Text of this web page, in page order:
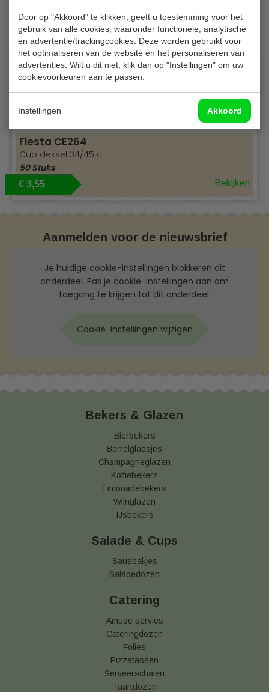
Door op "Akkoord" te klikken, geeft u toestemming voor het
gebruik van alle cookies, waaronder functionele, analytische
en advertentie/trackingcookies. Deze worden gebruikt voor
het optimaliseren van de website en het personaliseren van
advertenties. Wilt u dit niet, klik dan op "Instellingen" om uw
cookievoorkeuren aan te passen.
Instellingen Akkoord
Fiesta CE264
Cup deksel 34/45 cl
50 Stuks
€ 3,55 Bekijken
Aanmelden voor de nieuwsbrief
Je huidige cookie-instellingen blokkeren dit
onderdeel. Pas je cookie-instellingen aan om
toegang te krijgen tot dit onderdeel.
Cookie-instellingen wijzigen
Bekers & Glazen
Bierbekers
Borrelglaasjes
Champagneglazen
Koffiebekers
Limonadebekers
Wijnglazen
IJsbekers
Salade & Cups
Sausbakjes
Saladedozen
Catering
Amuse servies
Cateringdozen
Folies
Pizzatassen
Serveerschalen
Taartdozen